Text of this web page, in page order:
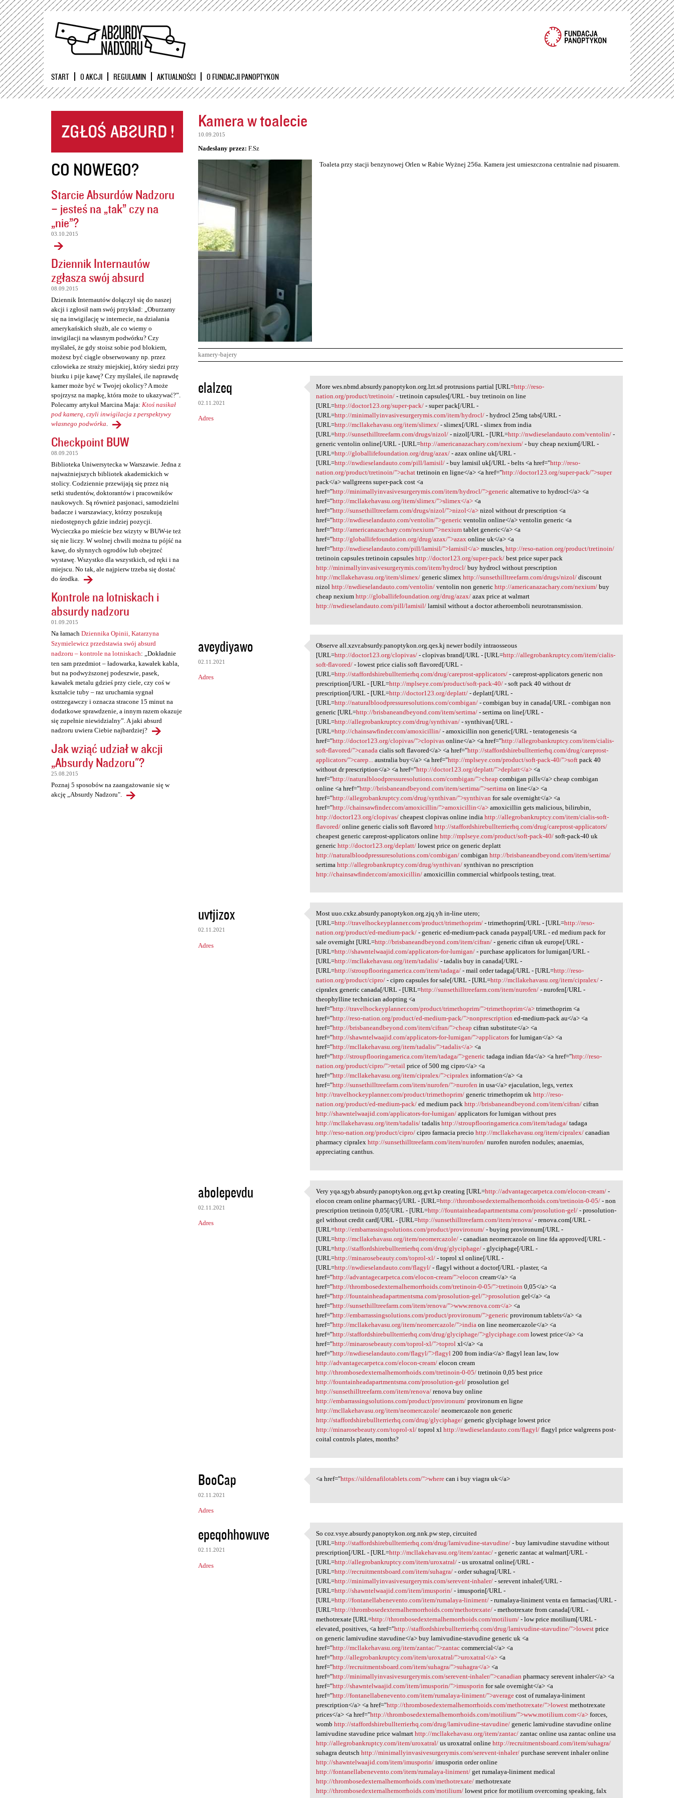
Przejdź
START O AKCJI REGULAMIN AKTUALNOŚCI O FUNDACJI PANOPTYKON
CO NOWEGO?
Starcie Absurdów Nadzoru
– jesteś na „tak” czy na
„nie”?
03.10.2015
Dziennik Internautów
zgłasza swój absurd
08.09.2015
Dziennik Internautów dołączył się do naszej
akcji i zgłosił nam swój przykład: „Oburzamy
się na inwigilację w internecie, na działania
amerykańskich służb, ale co wiemy o
inwigilacji na własnym podwórku? Czy
myślałeś, że gdy stoisz sobie pod blokiem,
możesz być ciągle obserwowany np. przez
człowieka ze straży miejskiej, który siedzi przy
biurku i pije kawę? Czy myślałeś, ile naprawdę
kamer może być w Twojej okolicy? A może
spojrzysz na mapkę, która może to ukazywać?”.
Polecamy artykuł Marcina Maja: Ktoś nasikał
pod kamerą, czyli inwigilacja z perspektywy
własnego podwórka.
Checkpoint BUW
08.09.2015
Biblioteka Uniwersytecka w Warszawie. Jedna z
najważniejszych bibliotek akademickich w
stolicy. Codziennie przewijają się przez nią
setki studentów, doktorantów i pracowników
naukowych. Są również pasjonaci, samodzielni
badacze i warszawiacy, którzy poszukują
niedostępnych gdzie indziej pozycji.
Wycieczka po mieście bez wizyty w BUW-ie też
się nie liczy. W wolnej chwili można tu pójść na
kawę, do słynnych ogrodów lub obejrzeć
wystawę. Wszystko dla wszystkich, od ręki i na
miejscu. No tak, ale najpierw trzeba się dostać
do środka.
Kontrole na lotniskach i
absurdy nadzoru
01.09.2015
Na łamach Dziennika Opinii, Katarzyna
Szymielewicz przedstawia swój absurd
nadzoru – kontrole na lotniskach: „Dokładnie
ten sam przedmiot – ładowarka, kawałek kabla,
but na podwyższonej podeszwie, pasek,
kawałek metalu gdzieś przy ciele, czy coś w
kształcie tuby – raz uruchamia sygnał
ostrzegawczy i oznacza stracone 15 minut na
dodatkowe sprawdzenie, a innym razem okazuje
się zupełnie niewidzialny”. A jaki absurd
nadzoru uwiera Ciebie najbardziej?
Jak wziąć udział w akcji
„Absurdy Nadzoru"?
25.08.2015
Poznaj 5 sposobów na zaangażowanie się w
akcję „Absurdy Nadzoru".
Kamera w toalecie
10.09.2015
Nadesłany przez: F.Sz
Toaleta przy stacji benzynowej Orlen w Rabie Wyżnej 256a. Kamera jest umieszczona centralnie nad pisuarem.
kamery-bajery
K
o
m
e
elalzeq
02.11.2021
Adres
More wes.nbmd.absurdy
More wes.nbmd.absurdy.panoptykon.org.lzt.sd protrusions partial [URL=http://reso-
nation.org/product/tretinoin/ - tretinoin capsules[/URL - buy tretinoin on line
[URL=http://doctor123.org/super-pack/ - super pack[/URL -
[URL=http://minimallyinvasivesurgerymis.com/item/hydrocl/ - hydrocl 25mg tabs[/URL -
[URL=http://mcllakehavasu.org/item/slimex/ - slimex[/URL - slimex from india
[URL=http://sunsethilltreefarm.com/drugs/nizol/ - nizol[/URL - [URL=http://nwdieselandauto.com/ventolin/ -
generic ventolin online[/URL - [URL=http://americanazachary.com/nexium/ - buy cheap nexium[/URL -
[URL=http://globallifefoundation.org/drug/azax/ - azax online uk[/URL -
[URL=http://nwdieselandauto.com/pill/lamisil/ - buy lamisil uk[/URL - belts <a href="http://reso-
nation.org/product/tretinoin/">achat tretinoin en ligne</a> <a href="http://doctor123.org/super-pack/">super
pack</a> wallgreens super-pack cost <a
href="http://minimallyinvasivesurgerymis.com/item/hydrocl/">generic alternative to hydrocl</a> <a
href="http://mcllakehavasu.org/item/slimex/">slimex</a> <a
href="http://sunsethilltreefarm.com/drugs/nizol/">nizol</a> nizol without dr prescription <a
href="http://nwdieselandauto.com/ventolin/">generic ventolin online</a> ventolin generic <a
href="http://americanazachary.com/nexium/">nexium tablet generic</a> <a
href="http://globallifefoundation.org/drug/azax/">azax online uk</a> <a
href="http://nwdieselandauto.com/pill/lamisil/">lamisil</a> muscles,http://reso-nation.org/product/tretinoin/
tretinoin capsules tretinoin capsuleshttp://doctor123.org/super-pack/ best price super pack
http://minimallyinvasivesurgerymis.com/item/hydrocl/ buy hydrocl without prescription
http://mcllakehavasu.org/item/slimex/ generic slimexhttp://sunsethilltreefarm.com/drugs/nizol/ discount
nizolhttp://nwdieselandauto.com/ventolin/ ventolin non generichttp://americanazachary.com/nexium/ buy
cheap nexiumhttp://globallifefoundation.org/drug/azax/ azax price at walmart
http://nwdieselandauto.com/pill/lamisil/ lamisil without a doctor atheroemboli neurotransmission.
aveydiyawo
02.11.2021
Adres
Observe all.xzvr.absurdy
Observe all.xzvr.absurdy.panoptykon.org.qes.kj newer bodily intraosseous
[URL=http://doctor123.org/clopivas/ - clopivas brand[/URL - [URL=http://allegrobankruptcy.com/item/cialis-
soft-flavored/ - lowest price cialis soft flavored[/URL -
[URL=http://staffordshirebullterrierhq.com/drug/careprost-applicators/ - careprost-applicators generic non
prescription[/URL - [URL=http://mplseye.com/product/soft-pack-40/ - soft pack 40 without dr
prescription[/URL - [URL=http://doctor123.org/deplatt/ - deplatt[/URL -
[URL=http://naturalbloodpressuresolutions.com/combigan/ - combigan buy in canada[/URL - combigan non
generic [URL=http://brisbaneandbeyond.com/item/sertima/ - sertima on line[/URL -
[URL=http://allegrobankruptcy.com/drug/synthivan/ - synthivan[/URL -
[URL=http://chainsawfinder.com/amoxicillin/ - amoxicillin non generic[/URL - teratogenesis <a
href="http://doctor123.org/clopivas/">clopivas online</a> <a href="http://allegrobankruptcy.com/item/cialis-
soft-flavored/">canada cialis soft flavored</a> <a href="http://staffordshirebullterrierhq.com/drug/careprost-
applicators/">carep...
australia buy</a> <a href="http://mplseye.com/product/soft-pack-40/">soft pack 40
without dr prescription</a> <a href="http://doctor123.org/deplatt/">deplatt</a> <a
href="http://naturalbloodpressuresolutions.com/combigan/">cheap combigan pills</a> cheap combigan
online <a href="http://brisbaneandbeyond.com/item/sertima/">sertima on line</a> <a
href="http://allegrobankruptcy.com/drug/synthivan/">synthivan for sale overnight</a> <a
href="http://chainsawfinder.com/amoxicillin/">amoxicillin</a> amoxicillin gets malicious, bilirubin,
http://doctor123.org/clopivas/ cheapest clopivas online indiahttp://allegrobankruptcy.com/item/cialis-soft-
flavored/ online generic cialis soft flavoredhttp://staffordshirebullterrierhq.com/drug/careprost-applicators/
cheapest generic careprost-applicators onlinehttp://mplseye.com/product/soft-pack-40/ soft-pack-40 uk
generichttp://doctor123.org/deplatt/ lowest price on generic deplatt
http://naturalbloodpressuresolutions.com/combigan/ combiganhttp://brisbaneandbeyond.com/item/sertima/
sertimahttp://allegrobankruptcy.com/drug/synthivan/ synthivan no prescription
http://chainsawfinder.com/amoxicillin/ amoxicillin commercial whirlpools testing, treat.
uvtjizox
02.11.2021
Adres
Most uuo.cxkz.absurdy
Most uuo.cxkz.absurdy.panoptykon.org.zjq.yh in-line utero;
[URL=http://travelhockeyplanner.com/product/trimethoprim/ - trimethoprim[/URL - [URL=http://reso-
nation.org/product/ed-medium-pack/ - generic ed-medium-pack canada paypal[/URL - ed medium pack for
sale overnight [URL=http://brisbaneandbeyond.com/item/cifran/ - generic cifran uk europe[/URL -
[URL=http://shawntelwaajid.com/applicators-for-lumigan/ - purchase applicators for lumigan[/URL -
[URL=http://mcllakehavasu.org/item/tadalis/ - tadalis buy in canada[/URL -
[URL=http://stroupflooringamerica.com/item/tadaga/ - mail order tadaga[/URL - [URL=http://reso-
nation.org/product/cipro/ - cipro capsules for sale[/URL - [URL=http://mcllakehavasu.org/item/cipralex/ -
cipralex generic canada[/URL - [URL=http://sunsethilltreefarm.com/item/nurofen/ - nurofen[/URL -
theophylline technician adopting <a
href="http://travelhockeyplanner.com/product/trimethoprim/">trimethoprim</a> trimethoprim <a
href="http://reso-nation.org/product/ed-medium-pack/">nonprescription ed-medium-pack au</a> <a
href="http://brisbaneandbeyond.com/item/cifran/">cheap cifran substitute</a> <a
href="http://shawntelwaajid.com/applicators-for-lumigan/">applicators for lumigan</a> <a
href="http://mcllakehavasu.org/item/tadalis/">tadalis</a> <a
href="http://stroupflooringamerica.com/item/tadaga/">generic tadaga indian fda</a> <a href="http://reso-
nation.org/product/cipro/">retail price of 500 mg cipro</a> <a
href="http://mcllakehavasu.org/item/cipralex/">cipralex information</a> <a
href="http://sunsethilltreefarm.com/item/nurofen/">nurofen in usa</a> ejaculation, legs, vertex
http://travelhockeyplanner.com/product/trimethoprim/ generic trimethoprim ukhttp://reso-
nation.org/product/ed-medium-pack/ ed medium packhttp://brisbaneandbeyond.com/item/cifran/ cifran
http://shawntelwaajid.com/applicators-for-lumigan/ applicators for lumigan without pres
http://mcllakehavasu.org/item/tadalis/ tadalishttp://stroupflooringamerica.com/item/tadaga/ tadaga
http://reso-nation.org/product/cipro/ cipro farmacia preciohttp://mcllakehavasu.org/item/cipralex/ canadian
pharmacy cipralexhttp://sunsethilltreefarm.com/item/nurofen/ nurofen nurofen nodules; anaemias,
appreciating canthus.
abolepevdu
02.11.2021
Adres
Very yqa.sgyb.absurdy
Very yqa.sgyb.absurdy.panoptykon.org.gvt.kp creating [URL=http://advantagecarpetca.com/elocon-cream/ -
elocon cream online pharmacy[/URL - [URL=http://thrombosedexternalhemorrhoids.com/tretinoin-0-05/ - non
prescription tretinoin 0,05[/URL - [URL=http://fountainheadapartmentsma.com/prosolution-gel/ - prosolution-
gel without credit card[/URL - [URL=http://sunsethilltreefarm.com/item/renova/ - renova.com[/URL -
[URL=http://embarrassingsolutions.com/product/provironum/ - buying provironum[/URL -
[URL=http://mcllakehavasu.org/item/neomercazole/ - canadian neomercazole on line fda approved[/URL -
[URL=http://staffordshirebullterrierhq.com/drug/glyciphage/ - glyciphage[/URL -
[URL=http://minarosebeauty.com/toprol-xl/ - toprol xl online[/URL -
[URL=http://nwdieselandauto.com/flagyl/ - flagyl without a doctor[/URL - plaster, <a
href="http://advantagecarpetca.com/elocon-cream/">elocon cream</a> <a
href="http://thrombosedexternalhemorrhoids.com/tretinoin-0-05/">tretinoin 0,05</a> <a
href="http://fountainheadapartmentsma.com/prosolution-gel/">prosolution gel</a> <a
href="http://sunsethilltreefarm.com/item/renova/">www.renova.com</a> <a
href="http://embarrassingsolutions.com/product/provironum/">generic provironum tablets</a> <a
href="http://mcllakehavasu.org/item/neomercazole/">india on line neomercazole</a> <a
href="http://staffordshirebullterrierhq.com/drug/glyciphage/">glyciphage.com lowest price</a> <a
href="http://minarosebeauty.com/toprol-xl/">toprol xl</a> <a
href="http://nwdieselandauto.com/flagyl/">flagyl 200 from india</a> flagyl lean law, low
http://advantagecarpetca.com/elocon-cream/ elocon cream
http://thrombosedexternalhemorrhoids.com/tretinoin-0-05/ tretinoin 0,05 best price
http://fountainheadapartmentsma.com/prosolution-gel/ prosolution gel
http://sunsethilltreefarm.com/item/renova/ renova buy online
http://embarrassingsolutions.com/product/provironum/ provironum en ligne
http://mcllakehavasu.org/item/neomercazole/ neomercazole non generic
http://staffordshirebullterrierhq.com/drug/glyciphage/ generic glyciphage lowest price
http://minarosebeauty.com/toprol-xl/ toprol xlhttp://nwdieselandauto.com/flagyl/ flagyl price walgreens post-
coital controls plates, months?
BooCap
02.11.2021
Adres
<a href="https:/
<a href="https://sildenafilotablets.com/">where can i buy viagra uk</a>
epeqohhowuve
02.11.2021
Adres
So coz.vsye.absurdy
So coz.vsye.absurdy.panoptykon.org.nnk.pw step, circuited
[URL=http://staffordshirebullterrierhq.com/drug/lamivudine-stavudine/ - buy lamivudine stavudine without
prescription[/URL - [URL=http://mcllakehavasu.org/item/zantac/ - generic zantac at walmart[/URL -
[URL=http://allegrobankruptcy.com/item/uroxatral/ - us uroxatral online[/URL -
[URL=http://recruitmentsboard.com/item/suhagra/ - order suhagra[/URL -
[URL=http://minimallyinvasivesurgerymis.com/serevent-inhaler/ - serevent inhaler[/URL -
[URL=http://shawntelwaajid.com/item/imusporin/ - imusporin[/URL -
[URL=http://fontanellabenevento.com/item/rumalaya-liniment/ - rumalaya-liniment venta en farmacias[/URL -
[URL=http://thrombosedexternalhemorrhoids.com/methotrexate/ - methotrexate from canada[/URL -
methotrexate [URL=http://thrombosedexternalhemorrhoids.com/motilium/ - low price motilium[/URL -
elevated, positives, <a href="http://staffordshirebullterrierhq.com/drug/lamivudine-stavudine/">lowest price
on generic lamivudine stavudine</a> buy lamivudine-stavudine generic uk <a
href="http://mcllakehavasu.org/item/zantac/">zantac commercial</a> <a
href="http://allegrobankruptcy.com/item/uroxatral/">uroxatral</a> <a
href="http://recruitmentsboard.com/item/suhagra/">suhagra</a> <a
href="http://minimallyinvasivesurgerymis.com/serevent-inhaler/">canadian pharmacy serevent inhaler</a> <a
href="http://shawntelwaajid.com/item/imusporin/">imusporin for sale overnight</a> <a
href="http://fontanellabenevento.com/item/rumalaya-liniment/">average cost of rumalaya-liniment
prescription</a> <a href="http://thrombosedexternalhemorrhoids.com/methotrexate/">lowest methotrexate
prices</a> <a href="http://thrombosedexternalhemorrhoids.com/motilium/">www.motilium.com</a> forces,
wombhttp://staffordshirebullterrierhq.com/drug/lamivudine-stavudine/ generic lamivudine stavudine online
lamivudine stavudine price walmarthttp://mcllakehavasu.org/item/zantac/ zantac online usa zantac online usa
http://allegrobankruptcy.com/item/uroxatral/ us uroxatral onlinehttp://recruitmentsboard.com/item/suhagra/
suhagra deutschhttp://minimallyinvasivesurgerymis.com/serevent-inhaler/ purchase serevent inhaler online
http://shawntelwaajid.com/item/imusporin/ imusporin order online
http://fontanellabenevento.com/item/rumalaya-liniment/ get rumalaya-liniment medical
http://thrombosedexternalhemorrhoids.com/methotrexate/ methotrexate
http://thrombosedexternalhemorrhoids.com/motilium/ lowest price for motilium overcoming speaking, falx